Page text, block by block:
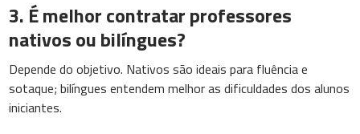
3. É melhor contratar professores
nativos ou bilíngues?
Depende do objetivo. Nativos são ideais para fluência e
sotaque; bilíngues entendem melhor as dificuldades dos alunos
iniciantes.